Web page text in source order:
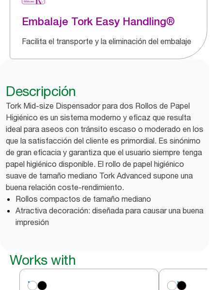
Embalaje Tork Easy Handling®
Facilita el transporte y la eliminación del embalaje
Descripción
Tork Mid-size Dispensador para dos Rollos de Papel
Higiénico es un sistema moderno y eficaz que resulta
ideal para aseos con tránsito escaso o moderado en los
que la satisfacción del cliente es primordial. Es sinónimo
de gran eficacia y garantiza que el usuario siempre tenga
papel higiénico disponible. El rollo de papel higiénico
suave de tamaño mediano Tork Advanced supone una
buena relación coste-rendimiento.
Rollos compactos de tamaño mediano
Atractiva decoración: diseñada para causar una buena
impresión
Works with